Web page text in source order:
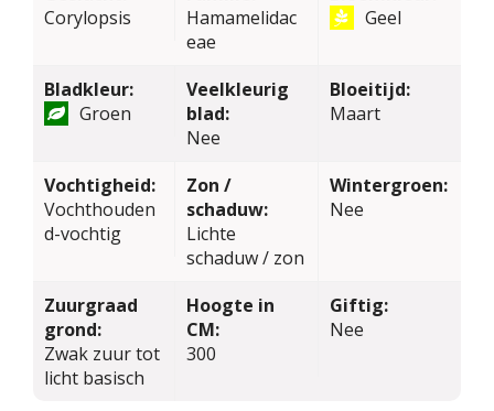
Corylopsis
Hamamelidac
eae
Geel
Bladkleur:
Groen
Veelkleurig
blad:
Nee
Bloeitijd:
Maart
Vochtigheid:
Vochthouden
d-vochtig
Zon /
schaduw:
Lichte
schaduw / zon
Wintergroen:
Nee
Zuurgraad
grond:
Zwak zuur tot
licht basisch
Hoogte in
CM:
300
Giftig:
Nee